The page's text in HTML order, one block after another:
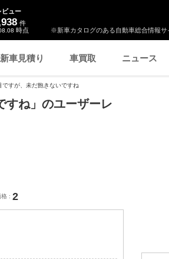
※新車カタログのある自動車総合情報サ
ビュー
件
時点
新車見積り 車買取 ニュース
ですが、未だ飽きないですね
すね」のユーザーレ
格 2